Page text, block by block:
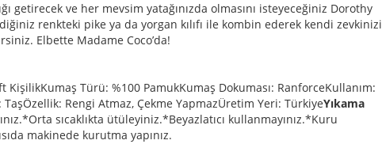
getirecek ve her mevsim yatağınızda olmasını isteyeceğiniz Dorothy
renkteki pike ya da yorgan kılıfı ile kombin ederek kendi zevkinizi
Elbette Madame Coco’da!
KişilikKumaş Türü: %100 PamukKumaş Dokuması: RanforceKullanım:
Rengi Atmaz, Çekme YapmazÜretim Yeri: TürkiyeYıkama
sıcaklıkta ütüleyiniz.*Beyazlatıcı kullanmayınız.*Kuru
makinede kurutma yapınız.